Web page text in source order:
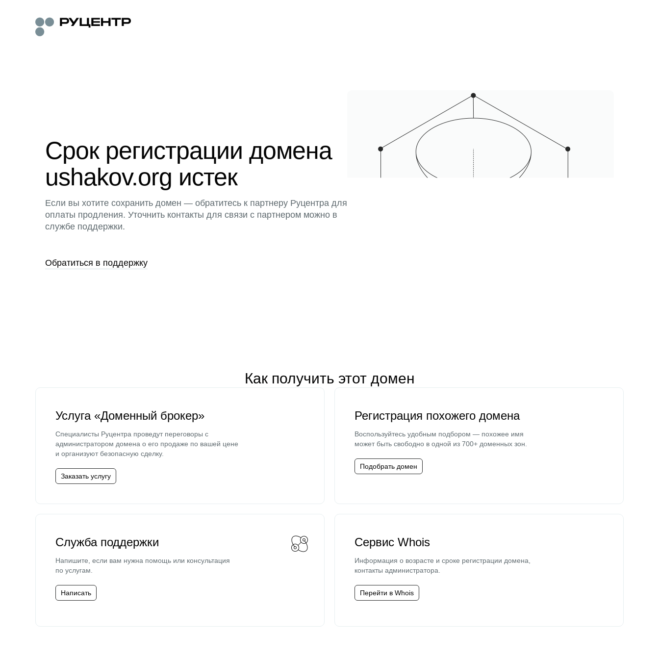
Срок регистрации домена
ushakov.org истек
Если вы хотите сохранить домен — обратитесь к партнеру Руцентра для
оплаты продления. Уточнить контакты для связи с партнером можно в
службе поддержки.
Обратиться в поддержку
Как получить этот домен
Услуга «Доменный брокер»
Специалисты Руцентра проведут переговоры с
администратором домена о его продаже по вашей цене
и организуют безопасную сделку.
Заказать услугу
Регистрация похожего домена
Воспользуйтесь удобным подбором — похожее имя
может быть свободно в одной из 700+ доменных зон.
Подобрать домен
Служба поддержки
Напишите, если вам нужна помощь или консультация
по услугам.
Написать
Сервис Whois
Информация о возрасте и сроке регистрации домена,
контакты администратора.
Перейти в Whois